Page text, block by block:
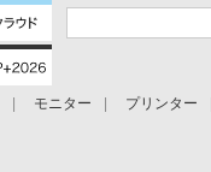
モニター
プリンター